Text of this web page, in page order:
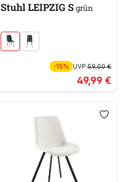
Stuhl LEIPZIG Sgrün
-15% UVP59,00 €
49,99 €